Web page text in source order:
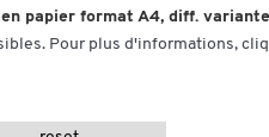
papier format A4, diff.
Pour plus d'informations,